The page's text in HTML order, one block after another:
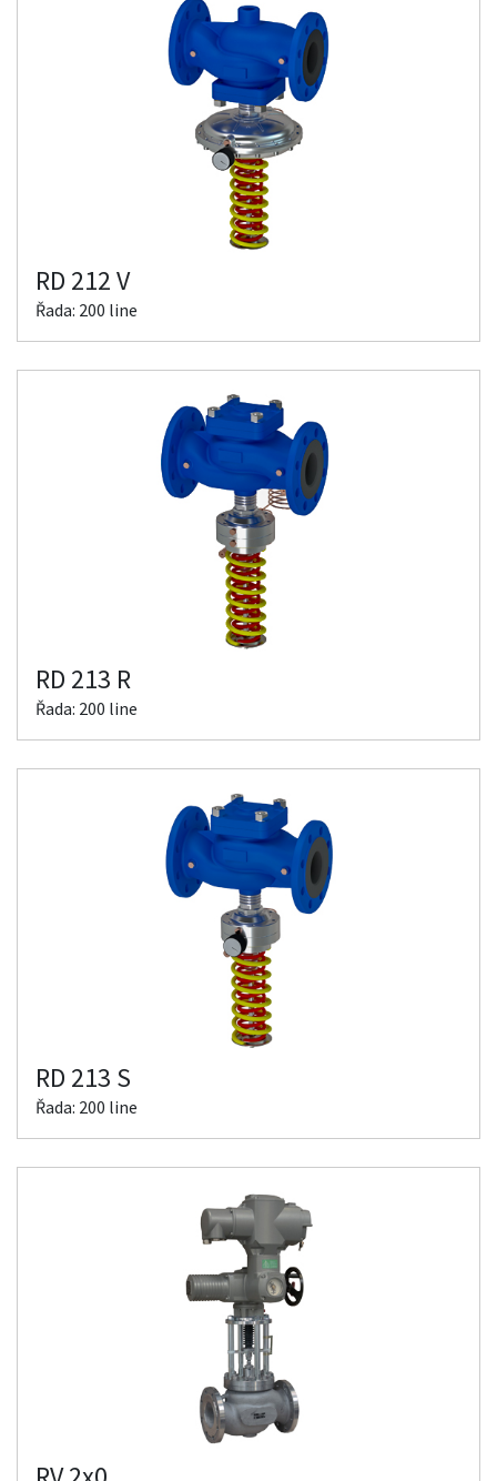
RD 212 V
Řada: 200 line
RD 213 R
Řada: 200 line
RD 213 S
Řada: 200 line